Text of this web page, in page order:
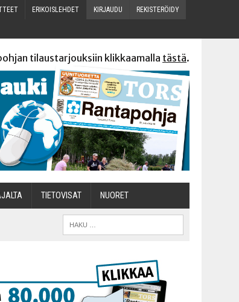
ERI­KOIS­LEH­DET KIR­JAU­DU REKIS­TE­RÖI­DY
tilaustarjouksiin klikkaamalla tästä.
TIETOVISAT NUO­RET